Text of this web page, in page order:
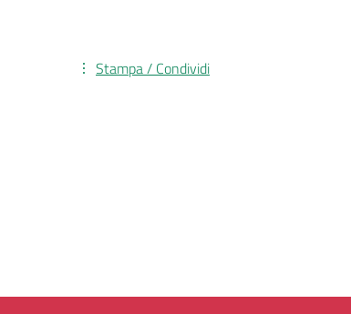
Stampa / Condividi